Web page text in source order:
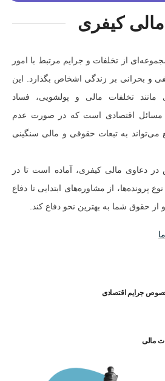
کیفری
از تخلفات و جرایم مرتبط با امور
و بحرانی بر زندگی اشخاص بگذارد. این
مانند تخلفات مالی و پولشویی، فساد
مسائل اقتصادی است که در صورت عدم
می‌تواند به تبعات حقوقی و مالی سنگینی
دعاوی مالی کیفری، آماده است تا در
پرونده‌ها، از مشاوره‌های ابتدایی تا دفاع
از حقوق شما به بهترین نحو دفاع کند.
جرایم اقتصادی
مالی